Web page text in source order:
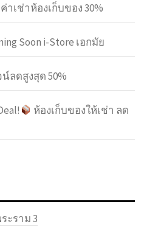
าเช่าห้องเก็บของ 30%
Soon i-Store เอกมัย
น์ลดสูงสุด 50%
ห้องเก็บของให้เช่า ลด
ะราม 3